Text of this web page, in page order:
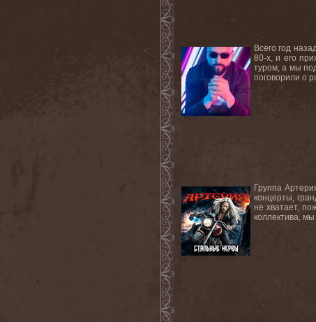
Всего год
80-х, и его
туром, а мы
поговорили о
Группа
концерты,
не хватает,
коллектива,